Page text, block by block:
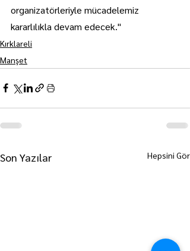
organizatörleriyle mücadelemiz
kararlılıkla devam edecek."
Kırklareli
Manşet
Son Yazılar Hepsini Gör